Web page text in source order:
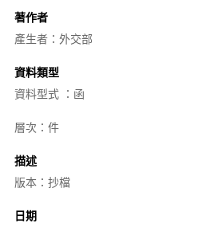
著作者
產生者：外交部
資料類型
資料型式 ：函
層次：件
描述
版本：抄檔
日期